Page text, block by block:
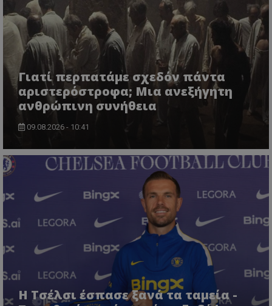
Γιατί περπατάμε σχεδόν πάντα
αριστερόστροφα; Μια ανεξήγητη
ανθρώπινη συνήθεια
09.08.2026 - 10:41
Η Τσέλσι έσπασε ξανά τα ταμεία -